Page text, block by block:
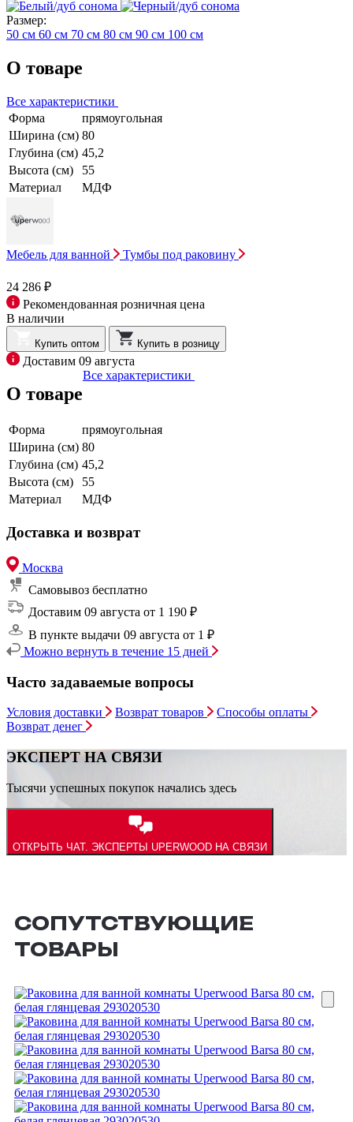
Размер:
50 см 60 см 70 см 80 см 90 см 100 см
О товаре
Все характеристики
Форма
прямоугольная
Ширина (см) 80
Глубина (см) 45,2
Высота (см)
55
Материал
МДФ
Мебель для ванной Тумбы под раковину
24 286 ₽
Рекомендованная розничная цена
В наличии
Купить оптом Купить в розницу
Доставим 09 августа
О товаре
Все характеристики
Форма
прямоугольная
Ширина (см) 80
Глубина (см) 45,2
Высота (см)
55
Материал
МДФ
Доставка и возврат
Москва
Самовывоз бесплатно
Доставим 09 августа от 1 190 ₽
В пункте выдачи 09 августа от 1 ₽
Можно вернуть в течение 15 дней
Часто задаваемые вопросы
Условия доставки Возврат товаров
Способы оплаты
Возврат денег
ЭКСПЕРТ НА СВЯЗИ
Тысячи успешных покупок начались здесь
ОТКРЫТЬ ЧАТ. ЭКСПЕРТЫ UPERWOOD НА СВЯЗИ
СОПУТСТВУЮЩИЕ
ТОВАРЫ